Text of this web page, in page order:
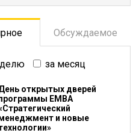
Обсуждаемое
за месяц
открытых дверей
ЕМВА
и новые